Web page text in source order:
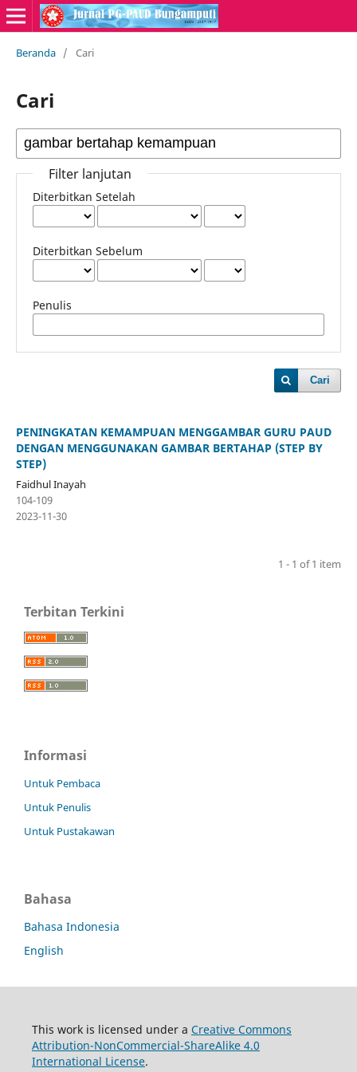
Beranda / Cari
Cari
Filter lanjutan
Diterbitkan Setelah
Diterbitkan Sebelum
Penulis
Cari
PENINGKATAN KEMAMPUAN MENGGAMBAR GURU PAUD
DENGAN MENGGUNAKAN GAMBAR BERTAHAP (STEP BY
STEP)
Faidhul Inayah
104-109
2023-11-30
1 - 1 of 1 item
Terbitan Terkini
Informasi
Untuk Pembaca
Untuk Penulis
Untuk Pustakawan
Bahasa
Bahasa Indonesia
English
This work is licensed under a Creative Commons
Attribution-NonCommercial-ShareAlike 4.0
International License.